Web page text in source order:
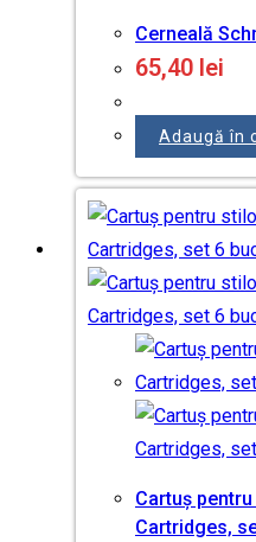
Cerneală
65,40 lei
Adaugă în
Cartuș
Cartridges,